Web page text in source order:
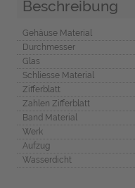
Beschreibung
Gehäuse Material
Durchmesser
Glas
Schliesse Material
Zifferblatt
Zahlen Zifferblatt
Band Material
Werk
Aufzug
Wasserdicht